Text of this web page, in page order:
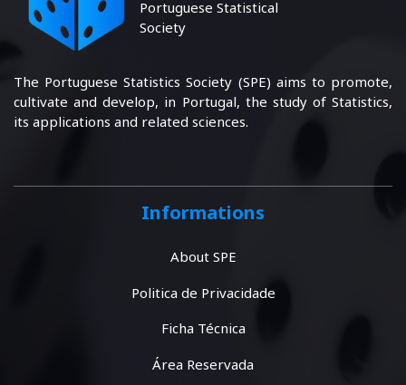
Portuguese Statistical
Society
The Portuguese Statistics Society (SPE) aims to promote,
cultivate and develop, in Portugal, the study of Statistics,
its applications and related sciences.
Informations
About SPE
Politica de Privacidade
Ficha Técnica
Área Reservada